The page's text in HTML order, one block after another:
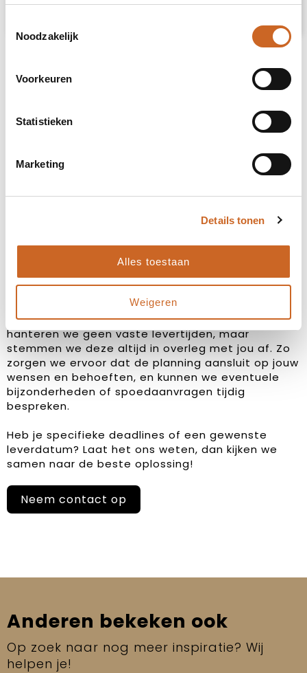
Noodzakelijk
Voorkeuren
Statistieken
Marketing
Details tonen
Alles toestaan
Weigeren
Prijsspecificaties
Levertijden in overleg
Bij ons staat klanttevredenheid centraal. Daarom
hanteren we geen vaste levertijden, maar
stemmen we deze altijd in overleg met jou af. Zo
zorgen we ervoor dat de planning aansluit op jouw
wensen en behoeften, en kunnen we eventuele
bijzonderheden of spoedaanvragen tijdig
bespreken.
Heb je specifieke deadlines of een gewenste
leverdatum? Laat het ons weten, dan kijken we
samen naar de beste oplossing!
Neem contact op
Anderen bekeken ook
Op zoek naar nog meer inspiratie? Wij
helpen je!